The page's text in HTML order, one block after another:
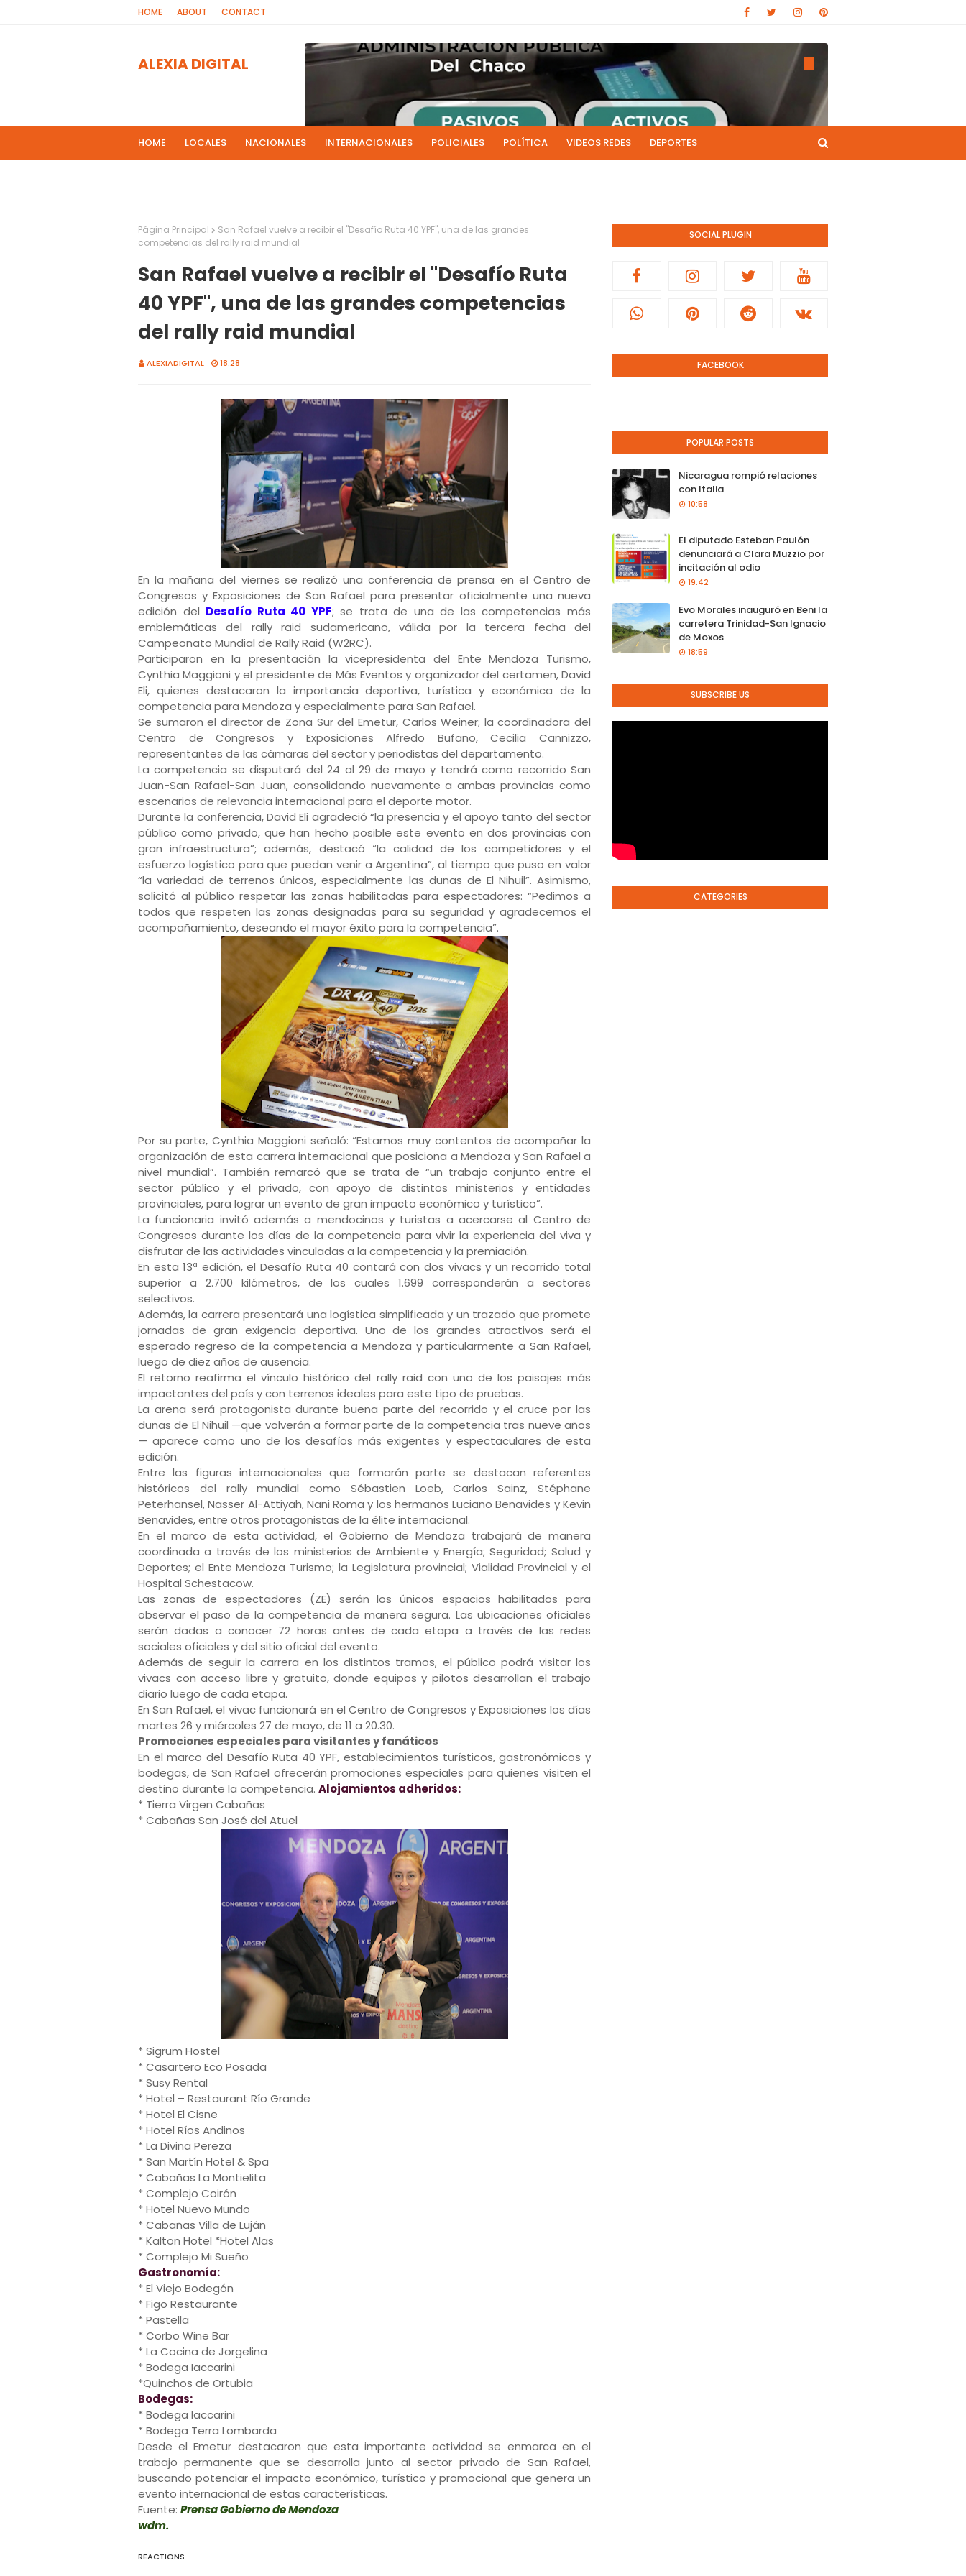
HOME ABOUT CONTACT
ALEXIA DIGITAL
HOME LOCALES NACIONALES INTERNACIONALES POLICIALES POLÍTICA VIDEOS REDES DEPORTES
Página Principal
San Rafael vuelve a recibir el "Desafío Ruta 40 YPF", una de las grandes
competencias del rally raid mundial
San Rafael vuelve a recibir el "Desafío Ruta
40 YPF", una de las grandes competencias
del rally raid mundial
ALEXIADIGITAL 18:28
En la mañana del viernes se realizó una conferencia de prensa en el Centro de
Congresos y Exposiciones de San Rafael para presentar oficialmente una nueva
edición del Desafío Ruta 40 YPF; se trata de una de las competencias más
emblemáticas del rally raid sudamericano, válida por la tercera fecha del
Campeonato Mundial de Rally Raid (W2RC).
Participaron en la presentación la vicepresidenta del Ente Mendoza Turismo,
Cynthia Maggioni y el presidente de Más Eventos y organizador del certamen, David
Eli, quienes destacaron la importancia deportiva, turística y económica de la
competencia para Mendoza y especialmente para San Rafael.
Se sumaron el director de Zona Sur del Emetur, Carlos Weiner; la coordinadora del
Centro de Congresos y Exposiciones Alfredo Bufano, Cecilia Cannizzo,
representantes de las cámaras del sector y periodistas del departamento.
La competencia se disputará del 24 al 29 de mayo y tendrá como recorrido San
Juan-San Rafael-San Juan, consolidando nuevamente a ambas provincias como
escenarios de relevancia internacional para el deporte motor.
Durante la conferencia, David Eli agradeció “la presencia y el apoyo tanto del sector
público como privado, que han hecho posible este evento en dos provincias con
gran infraestructura”; además, destacó “la calidad de los competidores y el
esfuerzo logístico para que puedan venir a Argentina”, al tiempo que puso en valor
“la variedad de terrenos únicos, especialmente las dunas de El Nihuil”. Asimismo,
solicitó al público respetar las zonas habilitadas para espectadores: “Pedimos a
todos que respeten las zonas designadas para su seguridad y agradecemos el
acompañamiento, deseando el mayor éxito para la competencia”.
Por su parte, Cynthia Maggioni señaló: “Estamos muy contentos de acompañar la
organización de esta carrera internacional que posiciona a Mendoza y San Rafael a
nivel mundial”. También remarcó que se trata de “un trabajo conjunto entre el
sector público y el privado, con apoyo de distintos ministerios y entidades
provinciales, para lograr un evento de gran impacto económico y turístico”.
La funcionaria invitó además a mendocinos y turistas a acercarse al Centro de
Congresos durante los días de la competencia para vivir la experiencia del viva y
disfrutar de las actividades vinculadas a la competencia y la premiación.
En esta 13ª edición, el Desafío Ruta 40 contará con dos vivacs y un recorrido total
superior a 2.700 kilómetros, de los cuales 1.699 corresponderán a sectores
selectivos.
Además, la carrera presentará una logística simplificada y un trazado que promete
jornadas de gran exigencia deportiva. Uno de los grandes atractivos será el
esperado regreso de la competencia a Mendoza y particularmente a San Rafael,
luego de diez años de ausencia.
El retorno reafirma el vínculo histórico del rally raid con uno de los paisajes más
impactantes del país y con terrenos ideales para este tipo de pruebas.
La arena será protagonista durante buena parte del recorrido y el cruce por las
dunas de El Nihuil —que volverán a formar parte de la competencia tras nueve años
— aparece como uno de los desafíos más exigentes y espectaculares de esta
edición.
Entre las figuras internacionales que formarán parte se destacan referentes
históricos del rally mundial como Sébastien Loeb, Carlos Sainz, Stéphane
Peterhansel, Nasser Al-Attiyah, Nani Roma y los hermanos Luciano Benavides y Kevin
Benavides, entre otros protagonistas de la élite internacional.
En el marco de esta actividad, el Gobierno de Mendoza trabajará de manera
coordinada a través de los ministerios de Ambiente y Energía; Seguridad; Salud y
Deportes; el Ente Mendoza Turismo; la Legislatura provincial; Vialidad Provincial y el
Hospital Schestacow.
Las zonas de espectadores (ZE) serán los únicos espacios habilitados para
observar el paso de la competencia de manera segura. Las ubicaciones oficiales
serán dadas a conocer 72 horas antes de cada etapa a través de las redes
sociales oficiales y del sitio oficial del evento.
Además de seguir la carrera en los distintos tramos, el público podrá visitar los
vivacs con acceso libre y gratuito, donde equipos y pilotos desarrollan el trabajo
diario luego de cada etapa.
En San Rafael, el vivac funcionará en el Centro de Congresos y Exposiciones los días
martes 26 y miércoles 27 de mayo, de 11 a 20.30.
Promociones especiales para visitantes y fanáticos
En el marco del Desafío Ruta 40 YPF, establecimientos turísticos, gastronómicos y
bodegas, de San Rafael ofrecerán promociones especiales para quienes visiten el
destino durante la competencia. Alojamientos adheridos:
* Tierra Virgen Cabañas
* Cabañas San José del Atuel
* Sigrum Hostel
* Casartero Eco Posada
* Susy Rental
* Hotel – Restaurant Río Grande
* Hotel El Cisne
* Hotel Ríos Andinos
* La Divina Pereza
* San Martín Hotel & Spa
* Cabañas La Montielita
* Complejo Coirón
* Hotel Nuevo Mundo
* Cabañas Villa de Luján
* Kalton Hotel *Hotel Alas
* Complejo Mi Sueño
Gastronomía:
* El Viejo Bodegón
* Figo Restaurante
* Pastella
* Corbo Wine Bar
* La Cocina de Jorgelina
* Bodega Iaccarini
*Quinchos de Ortubia
Bodegas:
* Bodega Iaccarini
* Bodega Terra Lombarda
Desde el Emetur destacaron que esta importante actividad se enmarca en el
trabajo permanente que se desarrolla junto al sector privado de San Rafael,
buscando potenciar el impacto económico, turístico y promocional que genera un
evento internacional de estas características.
Fuente: Prensa Gobierno de Mendoza
wdm.
REACTIONS
SOCIAL PLUGIN
FACEBOOK
POPULAR POSTS
Nicaragua rompió relaciones
con Italia
10:58
El diputado Esteban Paulón
denunciará a Clara Muzzio por
incitación al odio
19:42
Evo Morales inauguró en Beni la
carretera Trinidad-San Ignacio
de Moxos
18:59
SUBSCRIBE US
CATEGORIES